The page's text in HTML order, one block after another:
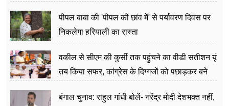
पीपल बाबा की 'पीपल की छांव में' से पर्यावरण दिवस पर
निकलेगा हरियाली का रास्ता
वकील से सीएम की कुर्सी तक पहुंचने का वीडी सतीशन यूं
तय किया सफर, कांग्रेस के दिग्गजों को पछाड़कर बने
बंगाल चुनाव: राहुल गांधी बोलें- नरेंद्र मोदी देशभक्त नहीं,